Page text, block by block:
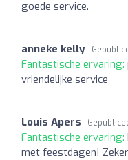
goede service.
anneke kelly
Fantastische ervaring:
vriendelijke service
Louis Apers
Fantastische ervaring:
met feestdagen!